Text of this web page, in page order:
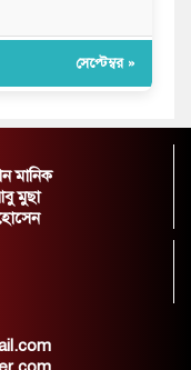
সেপ্টেম্বর »
মানিক
মুছা